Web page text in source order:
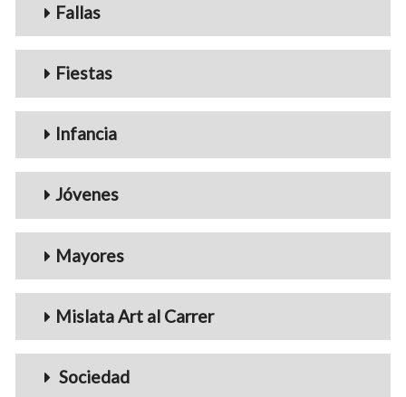
Fallas
Fiestas
Infancia
Jóvenes
Mayores
Mislata Art al Carrer
Sociedad